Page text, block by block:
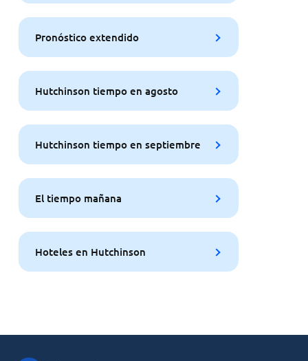
Pronóstico extendido
Hutchinson tiempo en agosto
Hutchinson tiempo en septiembre
El tiempo mañana
Hoteles en Hutchinson